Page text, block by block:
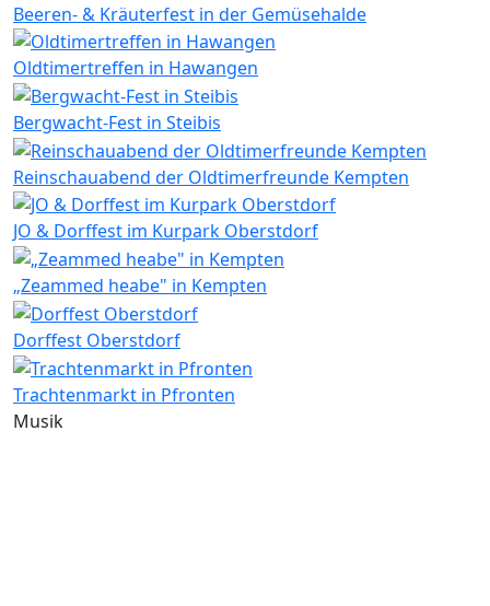
Beeren- & Kräuterfest in der Gemüsehalde
Oldtimertreffen in Hawangen
Bergwacht-Fest in Steibis
Reinschauabend der Oldtimerfreunde Kempten
JO & Dorffest im Kurpark Oberstdorf
„Zeammed heabe" in Kempten
Dorffest Oberstdorf
Trachtenmarkt in Pfronten
Musik